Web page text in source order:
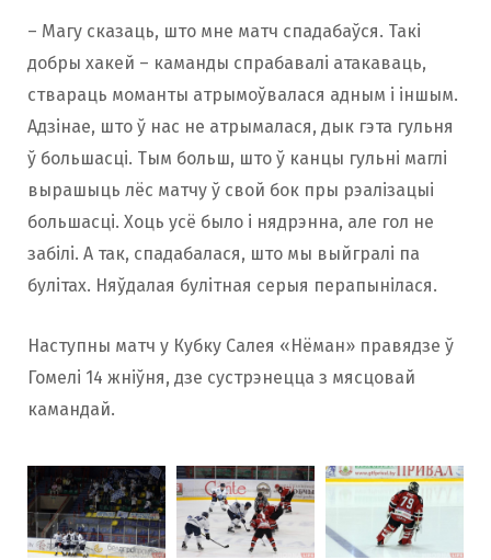
– Магу сказаць, што мне матч спадабаўся. Такі
добры хакей – каманды спрабавалі атакаваць,
ствараць моманты атрымоўвалася адным і іншым.
Адзінае, што ў нас не атрымалася, дык гэта гульня
ў большасці. Тым больш, што ў канцы гульні маглі
вырашыць лёс матчу ў свой бок пры рэалізацыі
большасці. Хоць усё было і нядрэнна, але гол не
забілі. А так, спадабалася, што мы выйгралі па
булітах. Няўдалая булітная серыя перапынілася.
Наступны матч у Кубку Салея «Нёман» правядзе ў
Гомелі 14 жніўня, дзе сустрэнецца з мясцовай
камандай.